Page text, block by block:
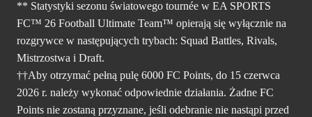
** Statystyki sezonu światowego tournée w EA SPORTS
FC™ 26 Football Ultimate Team™ opierają się wyłącznie na
rozgrywce w następujących trybach: Squad Battles, Rivals,
Mistrzostwa i Draft.
††Aby otrzymać pełną pulę 6000 FC Points, do 15 czerwca
2026 r. należy wykonać odpowiednie działania. Żadne FC
Points nie zostaną przyznane, jeśli odebranie nie nastąpi przed